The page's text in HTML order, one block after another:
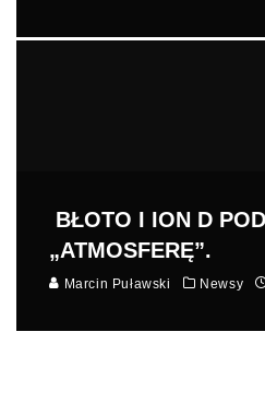
BŁOTO I ION D
„ATMOSFERĘ”.
Marcin Puławski Newsy